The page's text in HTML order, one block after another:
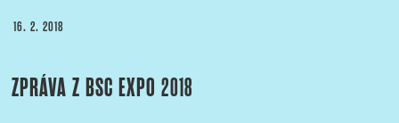
PUBLIKOVÁNO
16. 2. 2018
ZPRÁVA Z BSC EXPO 2018